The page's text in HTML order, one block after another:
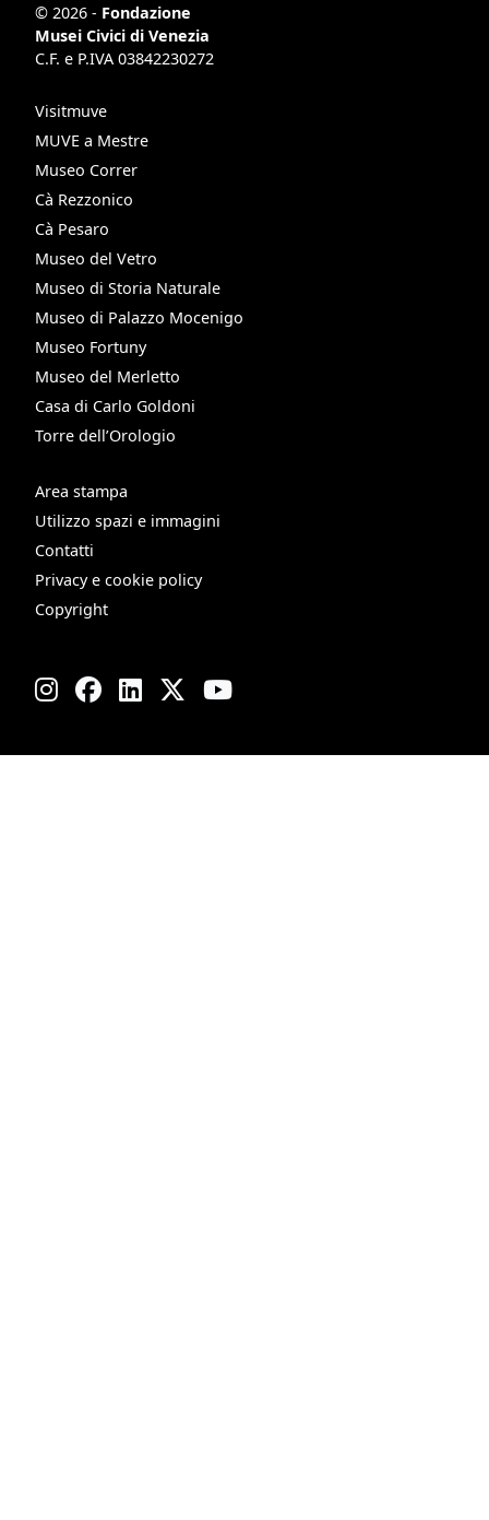
© 2026 - Fondazione
Musei Civici di Venezia
C.F. e P.IVA 03842230272
Visitmuve
MUVE a Mestre
Museo Correr
Cà Rezzonico
Cà Pesaro
Museo del Vetro
Museo di Storia Naturale
Museo di Palazzo Mocenigo
Museo Fortuny
Museo del Merletto
Casa di Carlo Goldoni
Torre dell’Orologio
Area stampa
Utilizzo spazi e immagini
Contatti
Privacy e cookie policy
Copyright